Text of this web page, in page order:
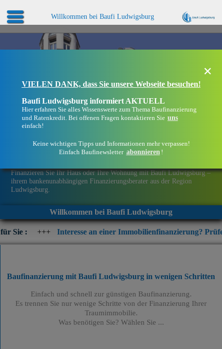
Willkommen bei Baufi Ludwigsburg
Finanzieren Sie Ihr Haus oder Ihre Wohnung mit Baufi Ludwigsburg –
ihrem bankenunabhängigen Finanzierungsberater aus der Region
Ludwigsburg.
Willkommen bei Baufi Ludwigsburg
Interesse an einer Immobilienfinanzierung? Prüfen Sie jetzt
×
VIELEN DANK, dass Sie unsere Webseite besuchen!
Baufi Ludwigsburg informiert AKTUELL
Hier erfahren Sie alles Wissenswerte zum Thema Baufinanzierung
und Ratenkredit. Bei offenen Fragen kontaktieren Sie uns
einfach!
Keine wichtigen Tipps und Informationen mehr verpassen!
Einfach Baufinewsletter abonnieren !
Baufinanzierung mit Baufi Ludwigsburg in wenigen Schritten
Einfach und schnell zur günstigen Baufinanzierung.
Es trennen Sie nur wenige Schritte von der Finanzierung Ihrer
Traumimmobilie.
Was benötigen Sie? Wählen Sie ...